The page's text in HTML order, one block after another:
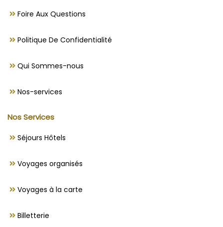
Foire Aux Questions
Politique De Confidentialité
Qui Sommes-nous
Nos-services
Nos Services
Séjours Hôtels
Voyages organisés
Voyages à la carte
Billetterie